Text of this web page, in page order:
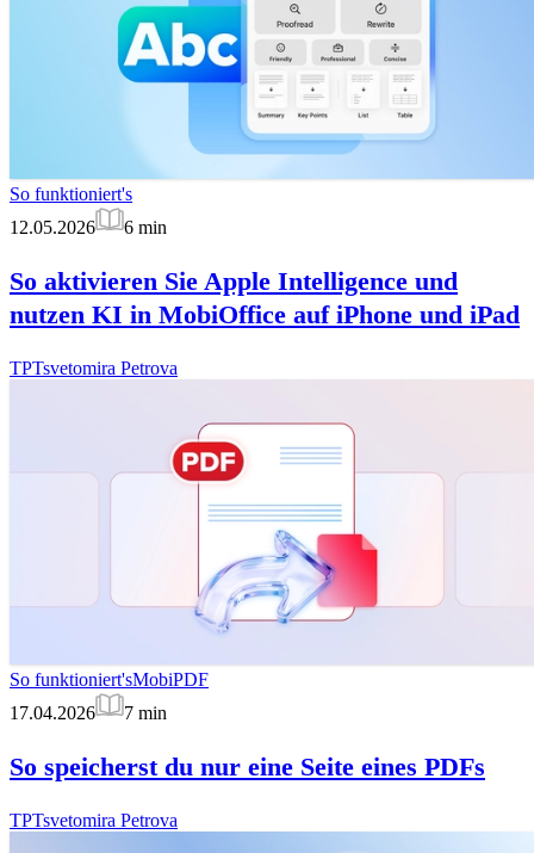
So funktioniert's
12.05.2026
6 min
So aktivieren Sie Apple Intelligence und
nutzen KI in MobiOffice auf iPhone und iPad
TPTsvetomira Petrova
So funktioniert'sMobiPDF
17.04.2026
7 min
So speicherst du nur eine Seite eines PDFs
TPTsvetomira Petrova